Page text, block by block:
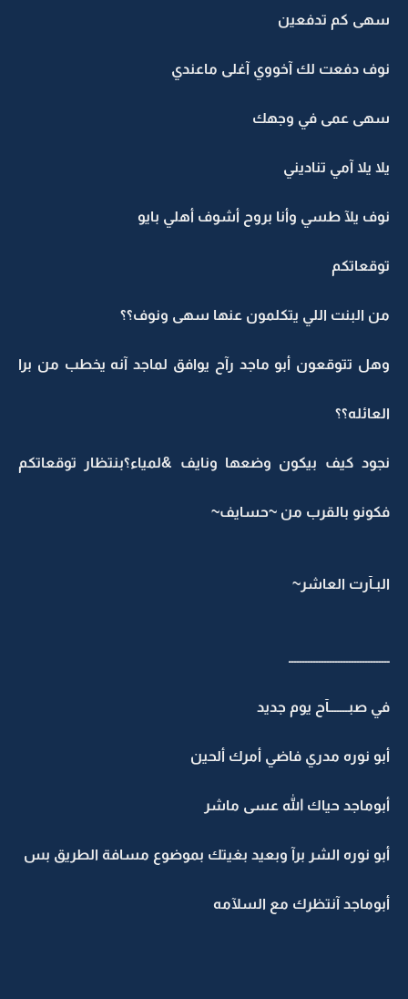
سهى كم تدفعين
نوف دفعت لك آخووي آغلى ماعندي
سهى عمى في وجهك
يلا يلا آمي تناديني
نوف يلآ طسي وأنا بروح أشوف أهلي بايو
توقعاتكم
من البنت اللي يتكلمون عنها سهى ونوف؟؟
وهل تتوقعون أبو ماجد رآح يوافق لماجد آنه يخطب من برا
العائله؟؟
نجود كيف بيكون وضعها ونايف &لمياء؟بنتظار توقعاتكم
فكونو بالقرب من ~حسايف~
البـآرت العاشر~
ـــــــــــــــــــــــــــــــــــــ
في صبـــــــآح يوم جديد
أبو نوره مدري فاضي أمرك ألحين
أبوماجد حياك الله عسى ماشر
أبو نوره الشر برآ وبعيد بغيتك بموضوع مسافة الطريق بس
أبوماجد آنتظرك مع السلآمه